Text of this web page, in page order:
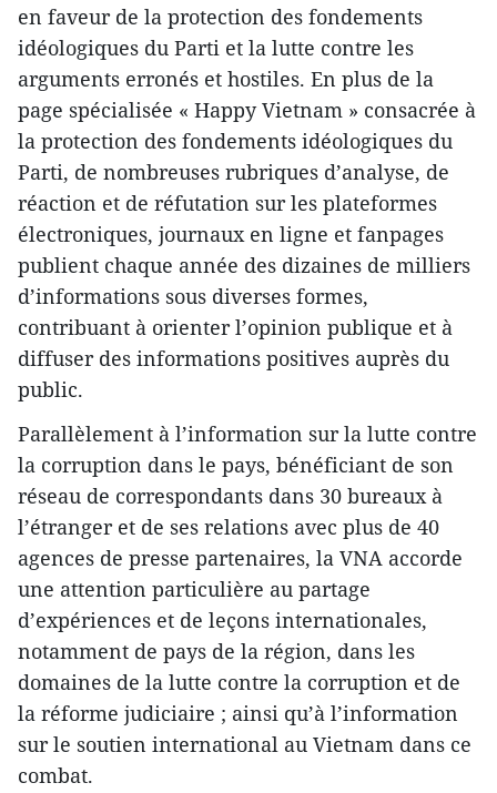
en faveur de la protection des fondements
idéologiques du Parti et la lutte contre les
arguments erronés et hostiles. En plus de la
page spécialisée « Happy Vietnam » consacrée à
la protection des fondements idéologiques du
Parti, de nombreuses rubriques d’analyse, de
réaction et de réfutation sur les plateformes
électroniques, journaux en ligne et fanpages
publient chaque année des dizaines de milliers
d’informations sous diverses formes,
contribuant à orienter l’opinion publique et à
diffuser des informations positives auprès du
public.
Parallèlement à l’information sur la lutte contre
la corruption dans le pays, bénéficiant de son
réseau de correspondants dans 30 bureaux à
l’étranger et de ses relations avec plus de 40
agences de presse partenaires, la VNA accorde
une attention particulière au partage
d’expériences et de leçons internationales,
notamment de pays de la région, dans les
domaines de la lutte contre la corruption et de
la réforme judiciaire ; ainsi qu’à l’information
sur le soutien international au Vietnam dans ce
combat.